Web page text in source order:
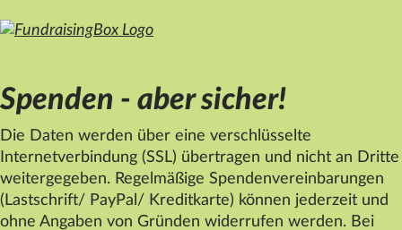
Spenden - aber sicher!
Die Daten werden über eine verschlüsselte
Internetverbindung (SSL) übertragen und nicht an Dritte
weitergegeben. Regelmäßige Spendenvereinbarungen
(Lastschrift/ PayPal/ Kreditkarte) können jederzeit und
ohne Angaben von Gründen widerrufen werden. Bei